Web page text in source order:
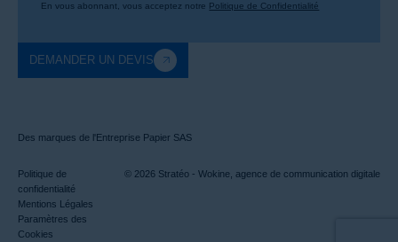
En vous abonnant, vous acceptez notre Politique de Confidentialité
DEMANDER UN DEVIS
Des marques de l'Entreprise Papier SAS
Politique de
confidentialité
Mentions Légales
Paramètres des
Cookies
© 2026 Stratéo - Wokine, agence de communication digitale